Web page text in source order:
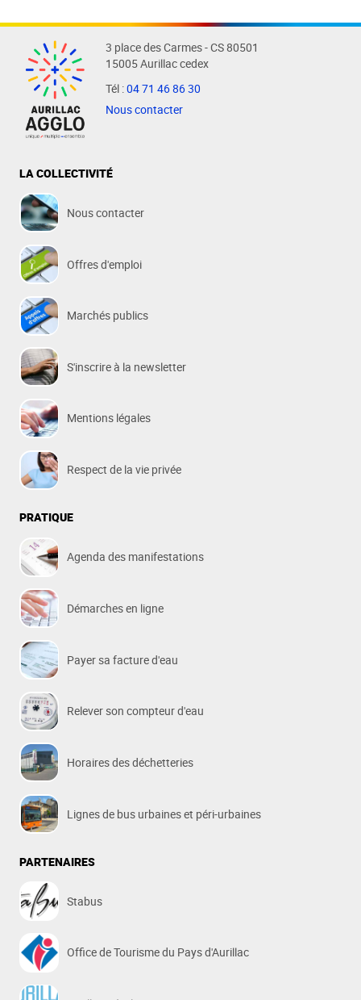
3 place des Carmes - CS 80501
15005 Aurillac cedex
Tél :04 71 46 86 30
Nous contacter
LA COLLECTIVITÉ
Nous contacter
Offres d'emploi
Marchés publics
S'inscrire à la newsletter
Mentions légales
Respect de la vie privée
PRATIQUE
Agenda des manifestations
Démarches en ligne
Payer sa facture d'eau
Relever son compteur d'eau
Horaires des déchetteries
Lignes de bus urbaines et péri-urbaines
PARTENAIRES
Stabus
Office de Tourisme du Pays d'Aurillac